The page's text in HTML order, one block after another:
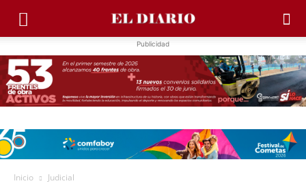
Publicidad
Inicio Judicial